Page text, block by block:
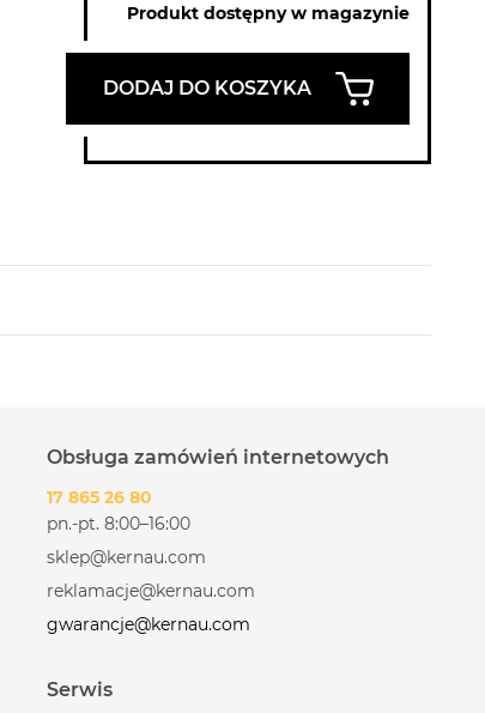
Produkt dostępny w magazynie
DODAJ DO KOSZYKA
Obsługa zamówień internetowych
17 865 26 80
pn.-pt. 8:00–16:00
sklep@kernau.com
reklamacje@kernau.com
gwarancje@kernau.com
Serwis